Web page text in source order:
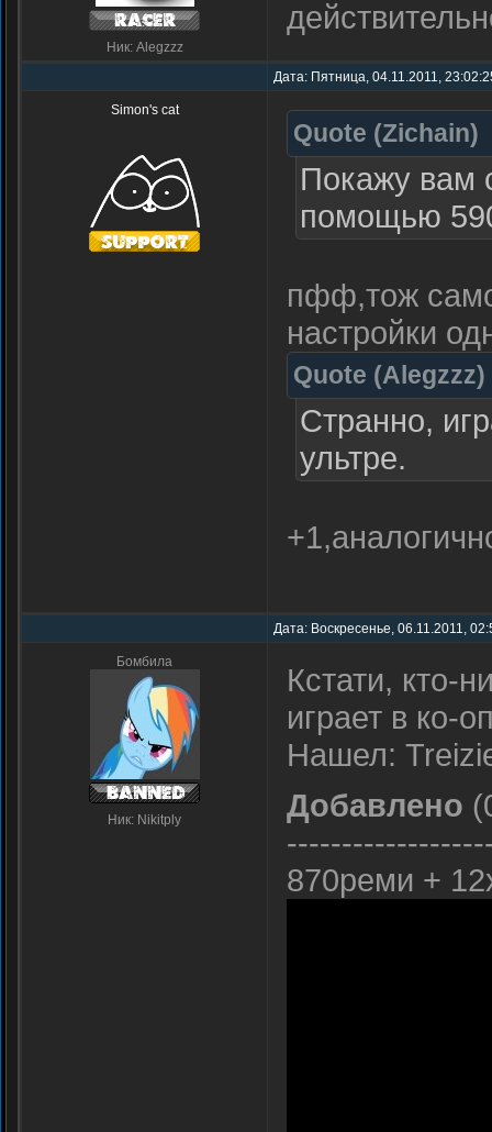
Ник: Alegzzz
Дата: Пятница, 04.11.2011,
Simon's cat
Quote (Zichain)
Покажу вам
помощью
пфф,тож
настройки
Quote (Alegzzz)
Странно,
ультре.
Дата: Воскресенье, 06.11.2011,
Бомбила
Ник: Nikitply
Кстати, кто-
играет в ко-
Нашел:
Добавлено
870реми +